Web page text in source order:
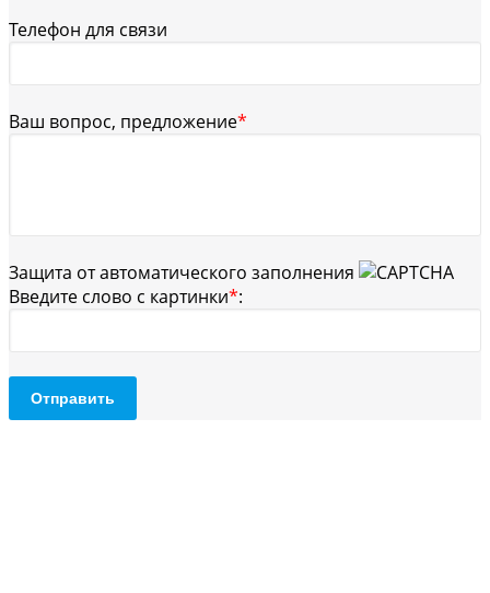
Телефон для связи
Ваш вопрос, предложение*
Защита от автоматического заполнения
Введите слово с картинки*:
Отправить